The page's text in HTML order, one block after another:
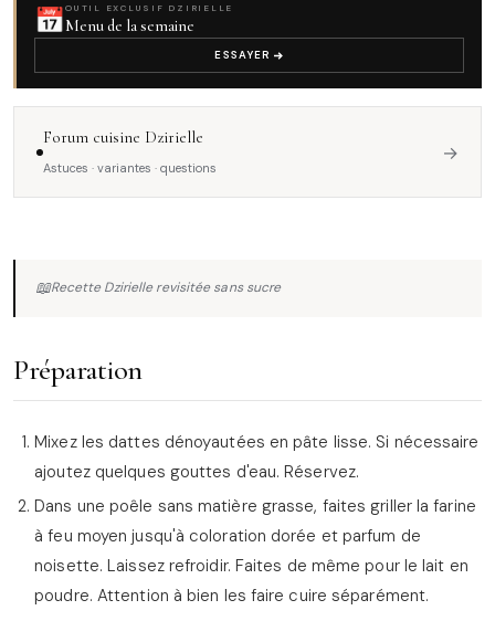
📅 OUTIL EXCLUSIF DZIRIELLE
Menu de la semaine
ESSAYER
Forum cuisine Dzirielle
Astuces · variantes · questions
→
📖Recette Dzirielle revisitée sans sucre
Préparation
Mixez les dattes dénoyautées en pâte lisse. Si nécessaire
ajoutez quelques gouttes d'eau. Réservez.
Dans une poêle sans matière grasse, faites griller la farine
à feu moyen jusqu'à coloration dorée et parfum de
noisette. Laissez refroidir. Faites de même pour le lait en
poudre. Attention à bien les faire cuire séparément.